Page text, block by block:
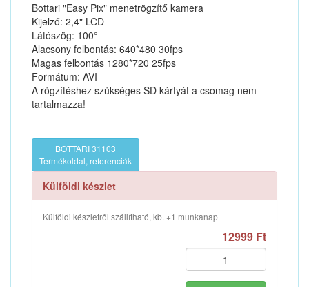
Bottari "Easy Pix" menetrögzítő kamera
Kijelző: 2,4" LCD
Látószög: 100°
Alacsony felbontás: 640*480 30fps
Magas felbontás 1280*720 25fps
Formátum: AVI
A rögzítéshez szükséges SD kártyát a csomag nem
tartalmazza!
BOTTARI 31103
Termékoldal, referenciák
Külföldi készlet
Külföldi készletről szállítható, kb. +1 munkanap
12999 Ft